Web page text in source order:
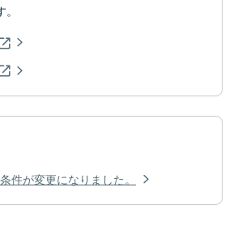
件が変更になりました。